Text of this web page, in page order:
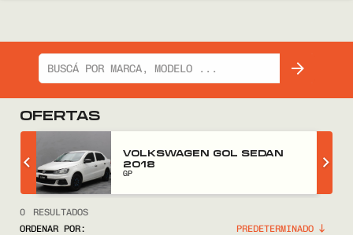
OFERTAS
VOLKSWAGEN GOL SEDAN
2018
GP
0
RESULTADOS
ORDENAR POR: